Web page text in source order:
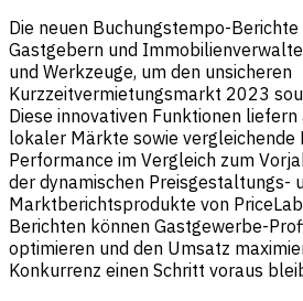
Die neuen Buchungstempo-
Gastgebern und
und Werkzeuge, um den unsicheren
Kurzzeitvermietungsmarkt 2023
Diese innovativen Funktionen
lokaler Märkte sowie vergleichende
Performance im Vergleich zum
der dynamischen Preisgestaltungs-
Marktberichtsprodukte von
Berichten können Gastgewerbe-
optimieren und den Umsatz
Konkurrenz einen Schritt voraus